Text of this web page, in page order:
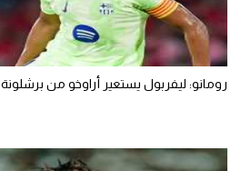
رومانو: ليفربول يستعير أراوخو من برشلونة